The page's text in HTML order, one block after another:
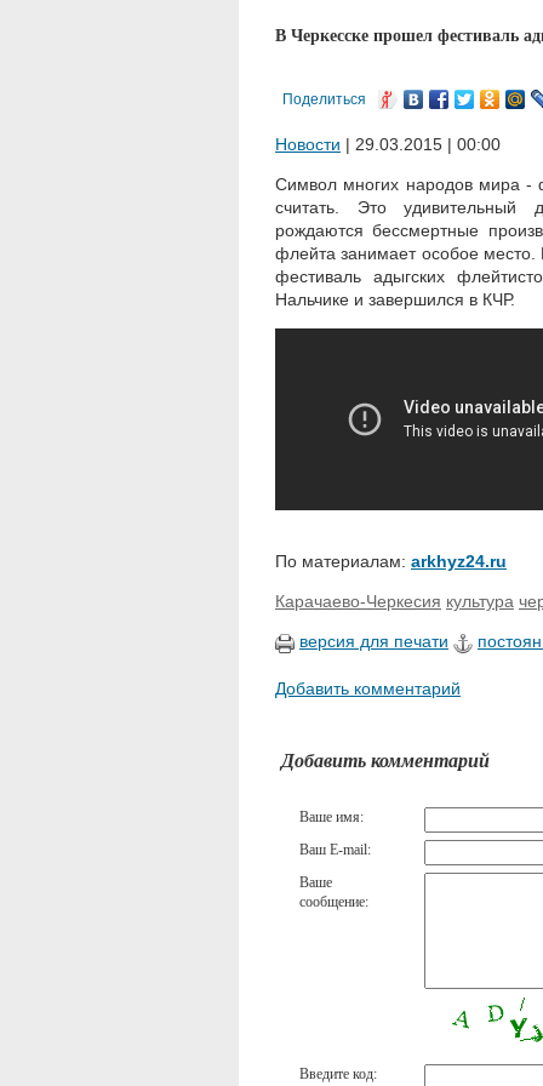
В Черкесске прошел фестиваль
Поделиться
Новости | 29.03.2015 | 00:00
Символ многих народов мира -
считать. Это удивительный
рождаются бессмертные
флейта занимает особое
фестиваль адыгских
Нальчике и завершился в КЧР.
По материалам: arkhyz24.ru
Карачаево-Черкесия культура
версия для печати
Добавить комментарий
Добавить комментарий
Ваше имя:
Ваш E-mail:
Ваше
сообщение:
Введите код: